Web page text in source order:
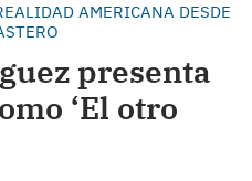
AMERICANA DESDE
presenta
‘El otro